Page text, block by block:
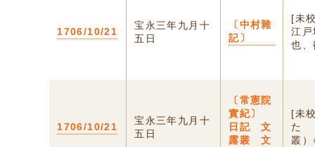
1706/10/21
宝永三年九月十
五日
〔中村雜
記〕
[未
江戸
也
1706/10/21
宝永三年九月十
五日
〔常憲院
實紀〕
日記 文
露叢 文
[未
た
叢